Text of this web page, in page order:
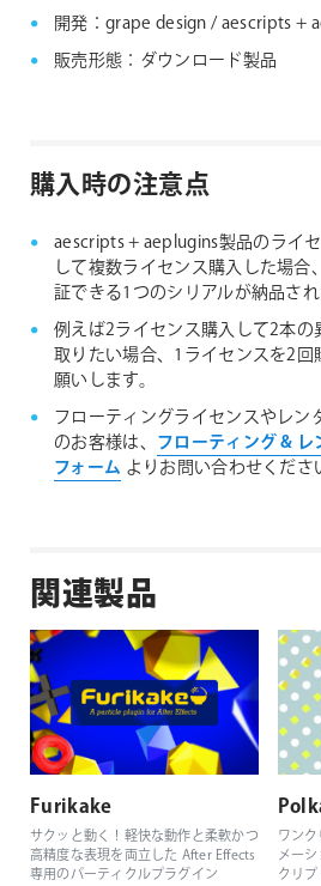
開発：grape design / aescripts +
販売形態：ダウンロード製品
購入時の注意点
aescripts + aeplugins製品のライ
して複数ライセンス購入した場合
証できる1つのシリアルが納品され
例えば2ライセンス購入して2本の
取りたい場合、1ライセンスを2回
願いします。
フローティングライセンスやレン
のお客様は、 フローティング &
フォーム よりお問い合わせくださ
関連製品
Furikake
サクッと動く！軽快な動作と柔軟かつ
高精度な表現を両立した After Effects
専用のパーティクルプラグイン
ワン
メー
クリプ